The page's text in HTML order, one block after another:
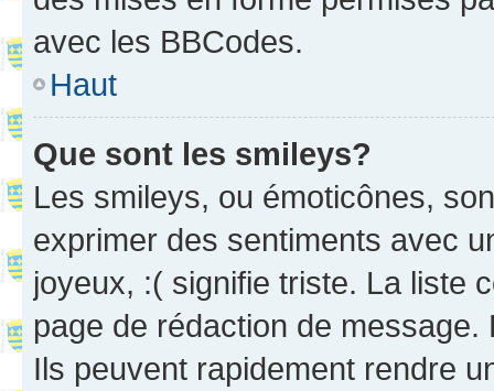
avec les BBCodes.
Haut
Que sont les smileys?
Les smileys, ou émoticônes,
exprimer des sentiments avec
joyeux, :( signifie triste. La liste
page de rédaction de
Ils peuvent rapidement rendre